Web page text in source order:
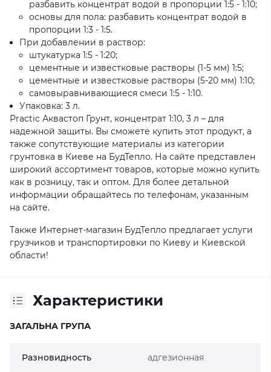
разбавить концентрат водой в пропорции 1:5 - 1:10;
основы для пола: разбавить концентрат водой в
пропорции 1:3 - 1:5.
При добавлении в раствор:
штукатурка 1:5 - 1:20;
цементные и известковые растворы (1-5 мм) 1:5;
цементные и известковые растворы (5-20 мм) 1:10;
самовыравнивающиеся смеси 1:5 - 1:10.
Упаковка: 3 л.
Practic Аквастоп Грунт, концентрат 1:10, 3 л – для
надежной защиты. Вы сможете купить этот продукт, а
также сопутствующие материалы из категории
грунтовка в Киеве на БудТепло. На сайте представлен
широкий ассортимент товаров, которые можно купить
как в розницу, так и оптом. Для более детальной
информации обращайтесь по телефонам, указанным
на сайте.
Также Интернет-магазин БудТепло предлагает услуги
грузчиков и транспортировки по Киеву и Киевской
области!
Характеристики
ЗАГАЛЬНА ГРУПА
Разновидность адгезионная